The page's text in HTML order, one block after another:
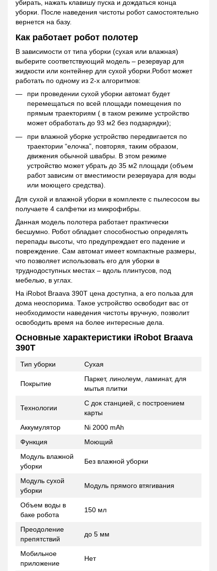
убирать, нажать клавишу пуска и дождаться конца
уборки. После наведения чистоты робот самостоятельно
вернется на базу.
Как работает робот полотер
В зависимости от типа уборки (сухая или влажная)
выберите соответствующий модель – резервуар для
жидкости или контейнер для сухой уборки.Робот может
работать по одному из 2-х алгоритмов:
при проведении сухой уборки автомат будет
перемещаться по всей площади помещения по
прямым траекториям ( в таком режиме устройство
может обработать до 93 м2 без подзарядки);
при влажной уборке устройство передвигается по
траектории “елочка”, повторяя, таким образом,
движения обычной швабры. В этом режиме
устройство может убрать до 35 м2 площади (объем
работ зависим от вместимости резервуара для воды
или моющего средства).
Для сухой и влажной уборки в комплекте с пылесосом вы
получаете 4 салфетки из микрофибры.
Данная модель полотера работает практически
бесшумно. Робот обладает способностью определять
перепады высоты, что предупреждает его падение и
повреждение. Сам автомат имеет компактные размеры,
что позволяет использовать его для уборки в
труднодоступных местах – вдоль плинтусов, под
мебелью, в углах.
На iRobot Braava 390Т цена доступна, а его польза для
дома неоспорима. Такое устройство освободит вас от
необходимости наведения чистоты вручную, позволит
освободить время на более интересные дела.
Основные характеристики iRobot Braava
390Т
Тип уборки Сухая
Покрытие
Паркет, линолеум, ламинат, для
мытья плитки
Технологии
С док станцией, с построением
карты
Аккумулятор
Ni 2000 mAh
Функция
Моющий
Модуль влажной
уборки
Без влажной уборки
Модуль сухой
уборки
Модуль прямого втягивания
Объем воды в
баке робота
150 мл
Преодоление
препятствий
до 5 мм
Мобильное
приложение
Нет